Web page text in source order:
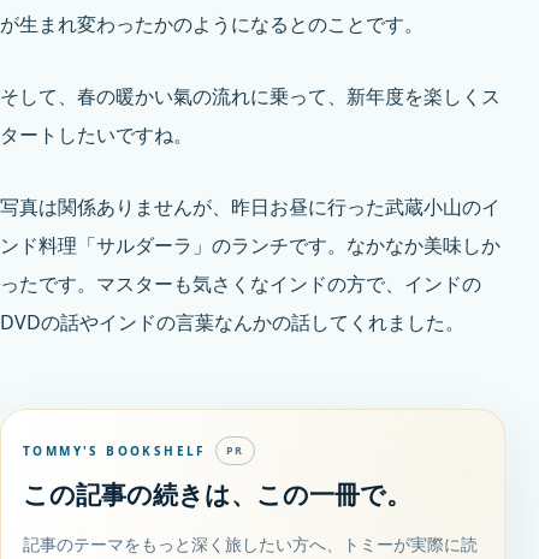
が生まれ変わったかのようになるとのことです。
そして、春の暖かい氣の流れに乗って、新年度を楽しくス
タートしたいですね。
写真は関係ありませんが、昨日お昼に行った武蔵小山のイ
ンド料理「サルダーラ」のランチです。なかなか美味しか
ったです。マスターも気さくなインドの方で、インドの
DVDの話やインドの言葉なんかの話してくれました。
TOMMY'S BOOKSHELF PR
この記事の続きは、この一冊で。
記事のテーマをもっと深く旅したい方へ、トミーが実際に読